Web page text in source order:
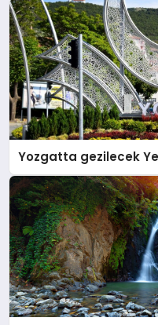
Yozgatta gezilecek